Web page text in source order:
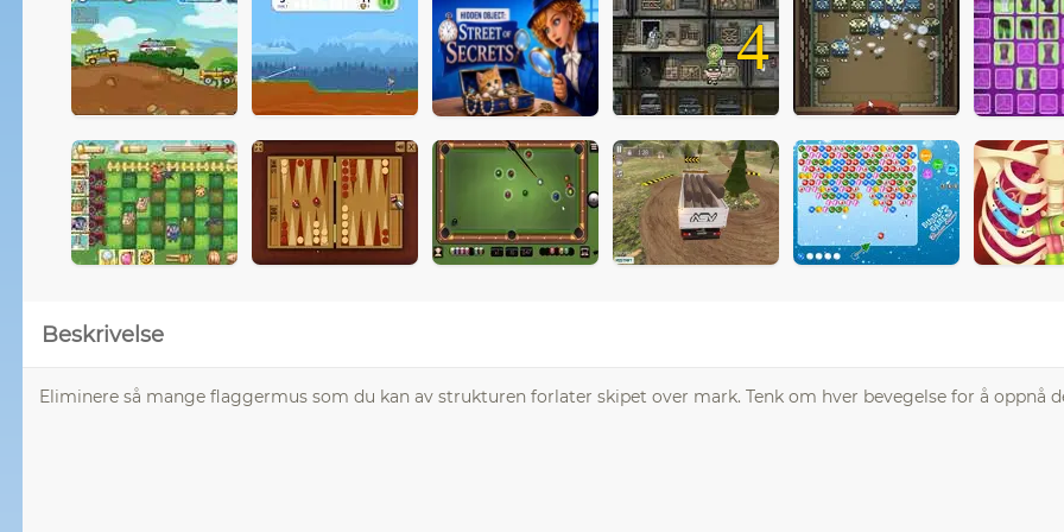
4
Beskrivelse
Eliminere så mange flaggermus som du kan av strukturen forlater skipet over mark. Tenk om hver bevegelse for å oppnå